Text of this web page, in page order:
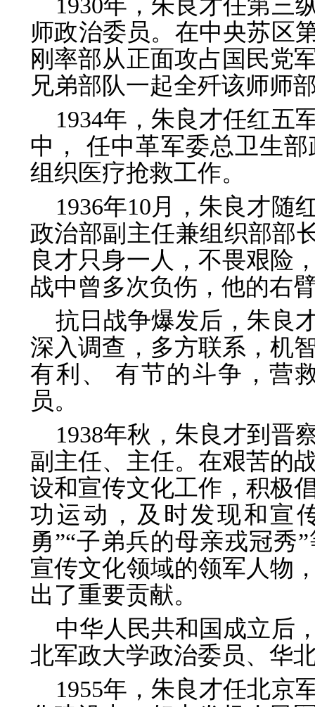
1930年，朱良才任第三
师政治委员。在中央苏区
刚率部从正面攻占国民党
兄弟部队一起全歼该师师
1934年，朱良才任红五
中， 任中革军委总卫生
组织医疗抢救工作。
1936年10月，朱良才随
政治部副主任兼组织部部
良才只身一人，不畏艰险
战中曾多次负伤，他的右
抗日战争爆发后，朱良
深入调查，多方联系，机
有利、 有节的斗争，营
员。
1938年秋，朱良才到晋
副主任、主任。在艰苦的
设和宣传文化工作，积极
功运动，及时发现和宣
勇”“子弟兵的母亲戎冠秀
宣传文化领域的领军人物
出了重要贡献。
中华人民共和国成立后
北军政大学政治委员、华
1955年，朱良才任北京